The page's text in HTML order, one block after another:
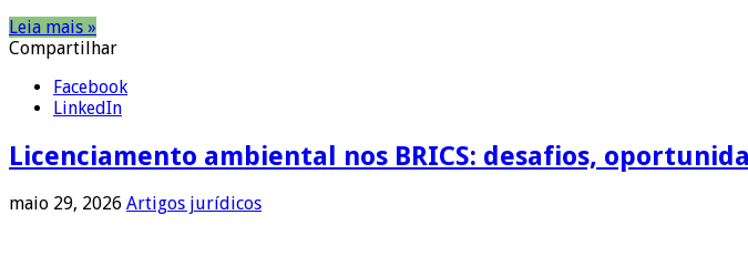
Leia mais »
Compartilhar
Facebook
LinkedIn
Licenciamento ambiental nos BRICS: desafios,
maio 29, 2026 Artigos jurídicos